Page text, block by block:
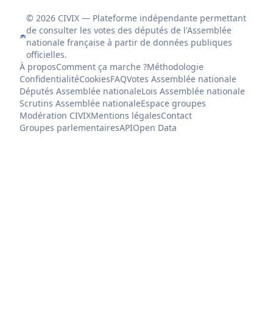
© 2026 CIVIX — Plateforme indépendante permettant
de consulter les votes des députés de l'Assemblée
nationale française à partir de données publiques
officielles.
À proposComment ça marche ?Méthodologie
ConfidentialitéCookiesFAQVotes Assemblée nationale
Députés Assemblée nationaleLois Assemblée nationale
Scrutins Assemblée nationaleEspace groupes
Modération CIVIXMentions légalesContact
Groupes parlementairesAPIOpen Data